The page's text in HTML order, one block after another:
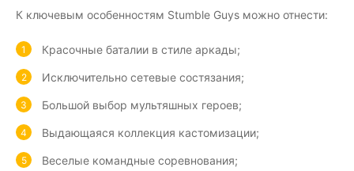
К ключевым особенностям Stumble Guys можно отнести:
Красочные баталии в стиле аркады;
Исключительно сетевые состязания;
Большой выбор мультяшных героев;
Выдающаяся коллекция кастомизации;
Веселые командные соревнования;